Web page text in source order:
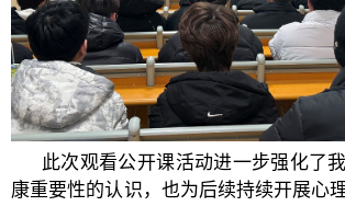
此次观看公开课活动进一步强化了
康重要性的认识，也为后续持续开展心